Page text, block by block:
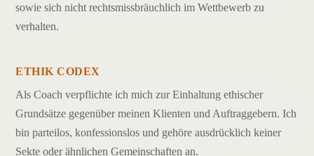
sowie sich nicht rechtsmissbräuchlich im Wettbewerb zu
verhalten.
ETHIK CODEX
Als Coach verpflichte ich mich zur Einhaltung ethischer
Grundsätze gegenüber meinen Klienten und Auftraggebern. Ich
bin parteilos, konfessionslos und gehöre ausdrücklich keiner
Sekte oder ähnlichen Gemeinschaften an.